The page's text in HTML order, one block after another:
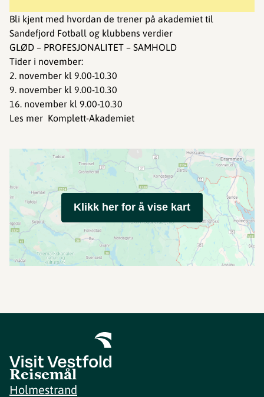
Bli kjent med hvordan de trener på akademiet til
Sandefjord Fotball og klubbens verdier
GLØD – PROFESJONALITET – SAMHOLD
Tider i november:
2. november kl 9.00-10.30
9. november kl 9.00-10.30
16. november kl 9.00-10.30
Les mer Komplett-Akademiet
Klikk her for å vise kart
Reisemål
Holmestrand